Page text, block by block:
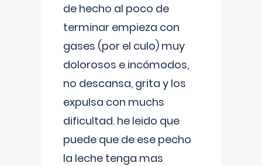
de hecho al poco de
terminar empieza con
gases (por el culo) muy
dolorosos e incómodos,
no descansa, grita y los
expulsa con muchs
dificultad. he leido que
puede que de ese pecho
la leche tenga mas